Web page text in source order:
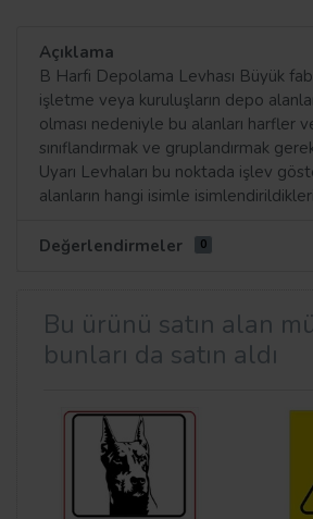
Açıklama
B Harfi Depolama Levhası Büyük
işletme veya kuruluşların depo
olması nedeniyle bu alanları harfler
sınıflandırmak ve gruplandırmak
Uyarı Levhaları bu noktada işlev
alanların hangi isimle
Değerlendirmeler 0
Bu ürünü satın alan
bunları da satın aldı